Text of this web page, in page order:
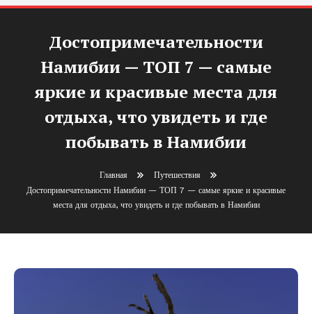
Достопримечательности
Намибии — ТОП 7 — самые
яркие и красивые места для
отдыха, что увидеть и где
побывать в Намибии
Главная
Путешествия
Достопримечательности Намибии — ТОП 7 — самые яркие и красивые
места для отдыха, что увидеть и где побывать в Намибии